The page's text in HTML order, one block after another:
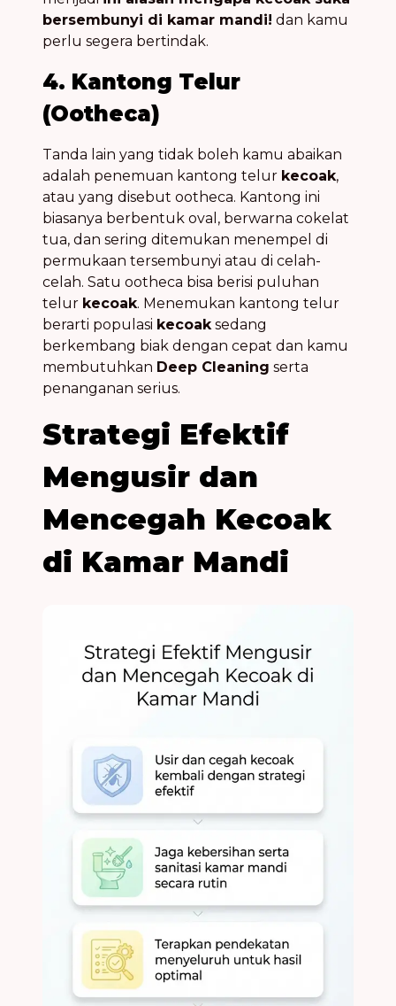
bersembunyi di kamar mandi! dan kamu
perlu segera bertindak.
4. Kantong Telur
(Ootheca)
Tanda lain yang tidak boleh kamu abaikan
adalah penemuan kantong telur kecoak,
atau yang disebut ootheca. Kantong ini
biasanya berbentuk oval, berwarna cokelat
tua, dan sering ditemukan menempel di
permukaan tersembunyi atau di celah-
celah. Satu ootheca bisa berisi puluhan
telur kecoak. Menemukan kantong telur
berarti populasi kecoak sedang
berkembang biak dengan cepat dan kamu
membutuhkan Deep Cleaning serta
penanganan serius.
Strategi Efektif
Mengusir dan
Mencegah Kecoak
di Kamar Mandi